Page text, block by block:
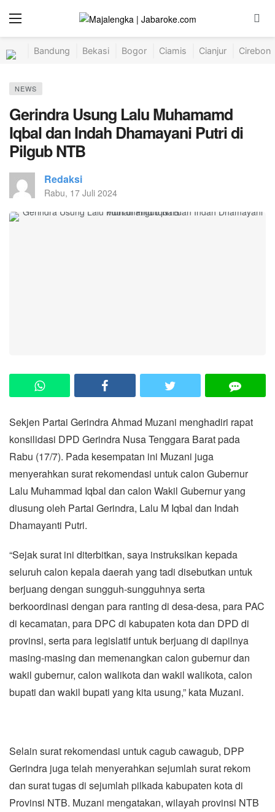
Bandung Bekasi Bogor Ciamis Cianjur Cirebon
NEWS
Gerindra Usung Lalu Muhamamd
Iqbal dan Indah Dhamayani Putri di
Pilgub NTB
Redaksi
Rabu, 17 Juli 2024
Sekjen Partai Gerindra Ahmad Muzani menghadiri rapat
konsilidasi DPD Gerindra Nusa Tenggara Barat pada
Rabu (17/7). Pada kesempatan ini Muzani juga
menyerahkan surat rekomendasi untuk calon Gubernur
Lalu Muhammad Iqbal dan calon Wakil Gubernur yang
diusung oleh Partai Gerindra, Lalu M Iqbal dan Indah
Dhamayanti Putri.
“Sejak surat ini diterbitkan, saya instruksikan kepada
seluruh calon kepala daerah yang tadi disebutkan untuk
berjuang dengan sungguh-sungguhnya serta
berkoordinasi dengan para ranting di desa-desa, para PAC
di kecamatan, para DPC di kabupaten kota dan DPD di
provinsi, serta para legislatif untuk berjuang di dapilnya
masing-masing dan memenangkan calon gubernur dan
wakil gubernur, calon walikota dan wakil walikota, calon
bupati dan wakil bupati yang kita usung,” kata Muzani.
Selain surat rekomendasi untuk cagub cawagub, DPP
Gerindra juga telah menyerahkan sejumlah surat rekom
dan surat tugas di sejumlah pilkada kabupaten kota di
Provinsi NTB. Muzani mengatakan, wilayah provinsi NTB